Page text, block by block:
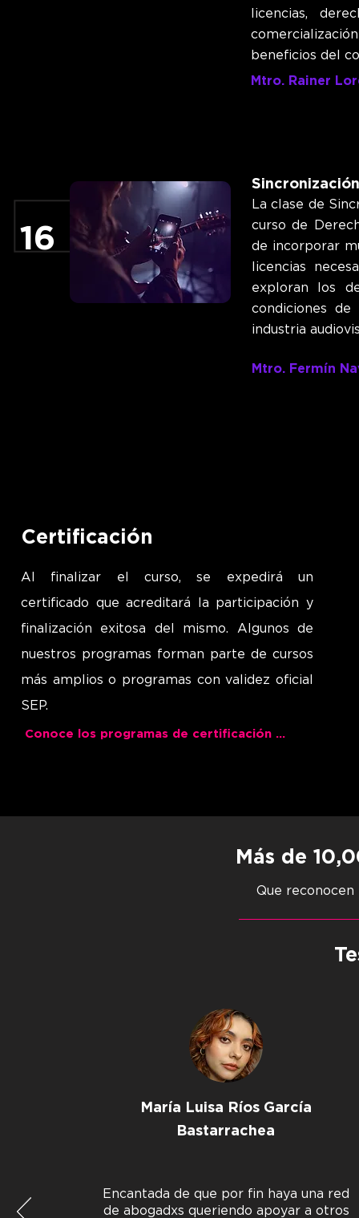
licencias,
beneficios del
Mtro. Rainer
La clase de
curso de
de incorporar
licencias
exploran los
condiciones
industria
16
Mtro. Fermín
Más de
Que
Encantada de que por fin haya una red
de abogadxs queriendo apoyar a otros
María Luisa Ríos García
Bastarrachea
Certificación
Al finalizar el curso, se expedirá un
certificado que acreditará la participación y
finalización exitosa del mismo. Algunos de
nuestros programas forman parte de cursos
más amplios o programas con validez oficial
SEP.
Conoce los programas de certificación Dual